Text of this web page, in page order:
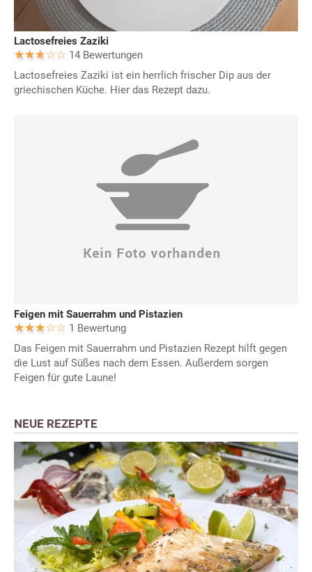
Lactosefreies Zaziki
14 Bewertungen
Lactosefreies Zaziki ist ein herrlich frischer Dip aus der
griechischen Küche. Hier das Rezept dazu.
Feigen mit Sauerrahm und Pistazien
1 Bewertung
Das Feigen mit Sauerrahm und Pistazien Rezept hilft gegen
die Lust auf Süßes nach dem Essen. Außerdem sorgen
Feigen für gute Laune!
NEUE REZEPTE